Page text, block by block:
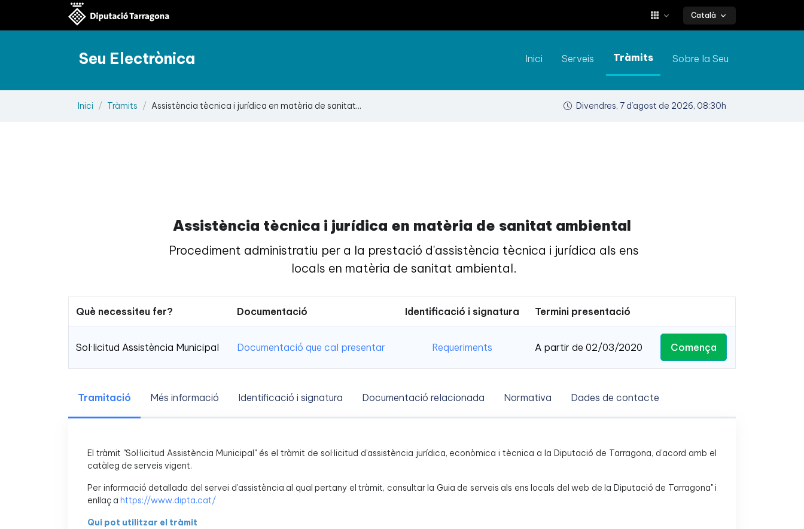
Català
Seu Electrònica Inici Serveis Tràmits Sobre la Seu
Inici Tràmits Assistència tècnica i jurídica en matèria de sanitat... Divendres, 7 d’agost de 2026, 08:30h
Assistència tècnica i jurídica en matèria de sanitat ambiental
Procediment administratiu per a la prestació d'assistència tècnica i jurídica als ens
locals en matèria de sanitat ambiental.
Què necessiteu fer? Documentació Identificació i signatura Termini presentació
Sol·licitud Assistència Municipal Documentació que cal presentar Requeriments A partir de 02/03/2020 Comença
Tramitació Més informació Identificació i signatura Documentació relacionada Normativa Dades de contacte
El tràmit "Sol·licitud Assistència Municipal" és el tràmit de sol·licitud d’assistència jurídica, econòmica i tècnica a la Diputació de Tarragona, d’acord amb el
catàleg de serveis vigent.
Per informació detallada del servei d'assistència al qual pertany el tràmit, consultar la Guia de serveis als ens locals del web de la Diputació de Tarragona" i
enllaç a https://www.dipta.cat/
Qui pot utilitzar el tràmit